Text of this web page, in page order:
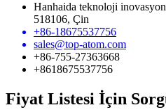
Hanhaida teknoloji
518106, Çin
+86-18675537756
sales@top-atom.com
+86-755-27363668
+8618675537756
Fiyat Listesi İçin